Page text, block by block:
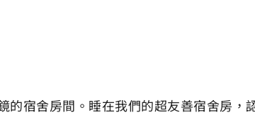
的宿舍房間。睡在我們的超友善宿舍房